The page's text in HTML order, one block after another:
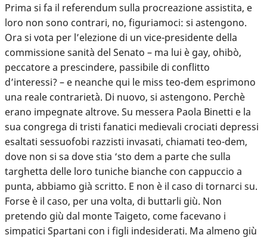
Prima si fa il referendum sulla procreazione assistita, e
loro non sono contrari, no, figuriamoci: si astengono.
Ora si vota per l’elezione di un vice-presidente della
commissione sanità del Senato – ma lui è gay, ohibò,
peccatore a prescindere, passibile di conflitto
d’interessi? – e neanche qui le miss teo-dem esprimono
una reale contrarietà. Di nuovo, si astengono. Perchè
erano impegnate altrove. Su messera Paola Binetti e la
sua congrega di tristi fanatici medievali crociati depressi
esaltati sessuofobi razzisti invasati, chiamati teo-dem,
dove non si sa dove stia ‘sto dem a parte che sulla
targhetta delle loro tuniche bianche con cappuccio a
punta, abbiamo già scritto. E non è il caso di tornarci su.
Forse è il caso, per una volta, di buttarli giù. Non
pretendo giù dal monte Taigeto, come facevano i
simpatici Spartani con i figli indesiderati. Ma almeno giù